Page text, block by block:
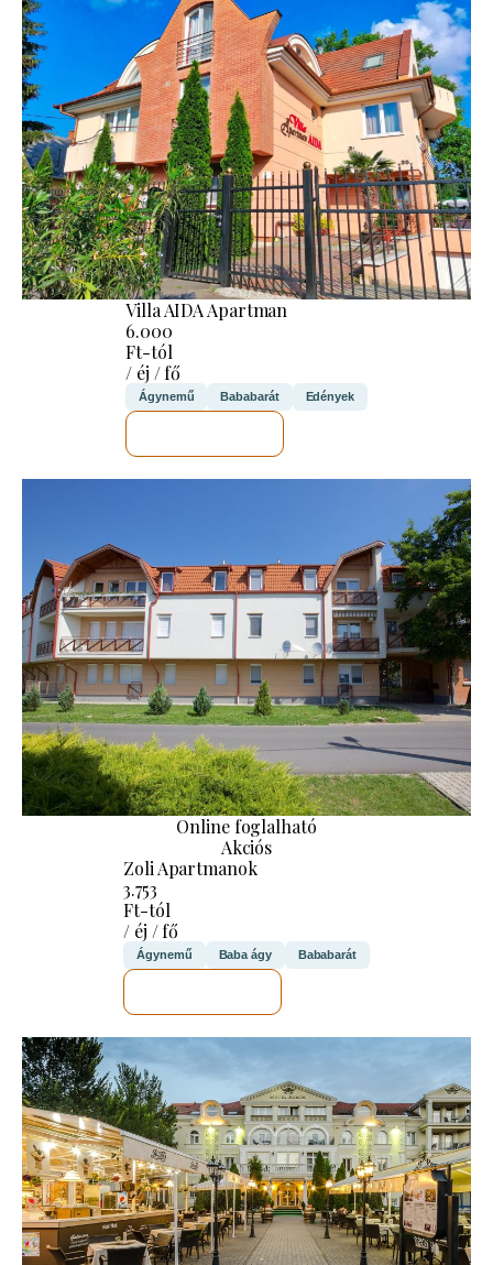
Villa AIDA Apartman
6.000
Ft-tól
/ éj / fő
Ágynemű Bababarát Edények
Online foglalható
Akciós
Zoli Apartmanok
3.753
Ft-tól
/ éj / fő
Ágynemű Baba ágy Bababarát